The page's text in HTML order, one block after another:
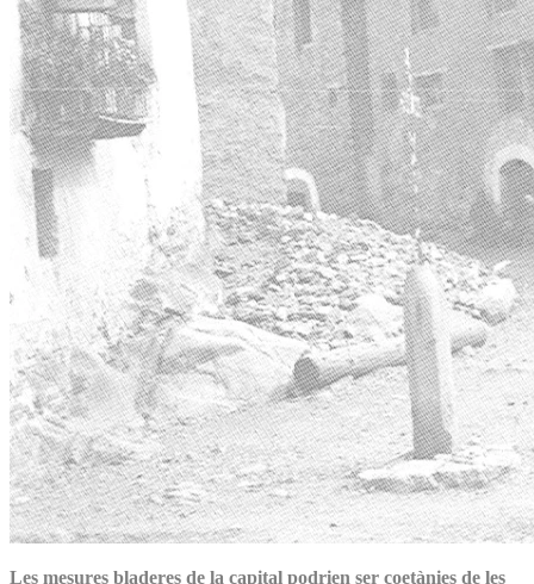
Les mesures bladeres de la capital podrien ser coetànies de les